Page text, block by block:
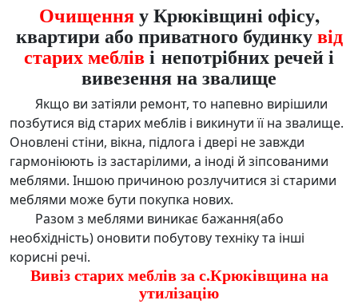
Очищенняу Крюківщині офісу,
квартири або приватного будинкувід
старих мебліві непотрібних речей і
вивезення на звалище
Якщо ви затіяли ремонт, то напевно вирішили
позбутися від старих меблів і викинути її на звалище.
Оновлені стіни, вікна, підлога і двері не завжди
гармоніюють із застарілими, а іноді й зіпсованими
меблями. Іншою причиною розлучитися зі старими
меблями може бути покупка нових.
Разом з меблями виникає бажання(або
необхідність) оновити побутову техніку та інші
корисні речі.
Вивіз старих меблів за с.Крюківщина на
утилізацію